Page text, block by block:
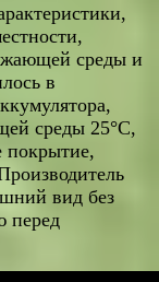
среды и
в
среды 25°C,
покрытие,
вид без
перед